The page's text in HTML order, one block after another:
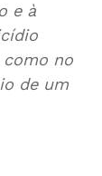
e à
como no